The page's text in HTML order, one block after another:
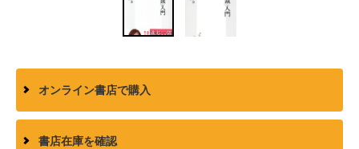
オンライン書店で購入
書店在庫を確認